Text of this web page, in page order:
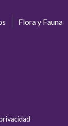
Flora y Fauna